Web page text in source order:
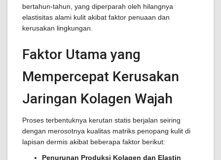
bertahun-tahun, yang diperparah oleh hilangnya
elastisitas alami kulit akibat faktor penuaan dan
kerusakan lingkungan.
Faktor Utama yang
Mempercepat Kerusakan
Jaringan Kolagen Wajah
Proses terbentuknya kerutan statis berjalan seiring
dengan merosotnya kualitas matriks penopang kulit di
lapisan dermis akibat beberapa faktor berikut:
Penurunan Produksi Kolagen dan Elastin